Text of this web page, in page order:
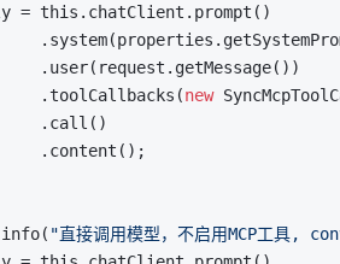
= this.chatClient.prompt()
.user(request.getMessage())
.toolCallbacks(
new
.call()
.content();
"直接调用模型，不启用MCP工具,